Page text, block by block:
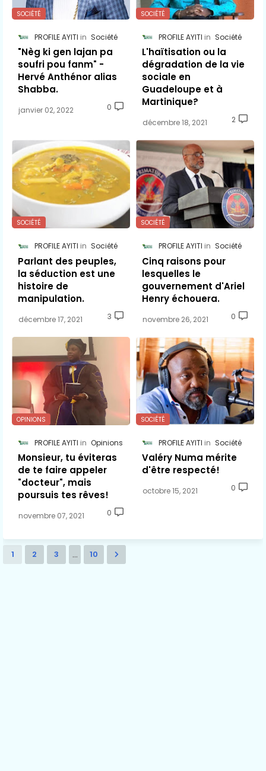
SOCIÉTÉ
PROFILE AYITI Société
"Nèg ki gen lajan pa
soufri pou fanm" -
Hervé Anthénor alias
Shabba.
janvier 02, 2022 0
SOCIÉTÉ
PROFILE AYITI Société
L'haïtisation ou la
dégradation de la vie
sociale en
Guadeloupe et à
Martinique?
décembre 18, 2021 2
SOCIÉTÉ
PROFILE AYITI Société
Parlant des peuples,
la séduction est une
histoire de
manipulation.
décembre 17, 2021 3
SOCIÉTÉ
PROFILE AYITI Société
Cinq raisons pour
lesquelles le
gouvernement d'Ariel
Henry échouera.
novembre 26, 2021 0
OPINIONS
PROFILE AYITI Opinions
Monsieur, tu éviteras
de te faire appeler
"docteur", mais
poursuis tes rêves!
novembre 07, 2021 0
SOCIÉTÉ
PROFILE AYITI Société
Valéry Numa mérite
d'être respecté!
octobre 15, 2021 0
1 2 3 ... 10